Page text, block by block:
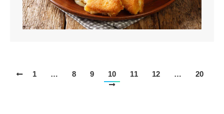
1 … 8 9 10 11 12 … 20